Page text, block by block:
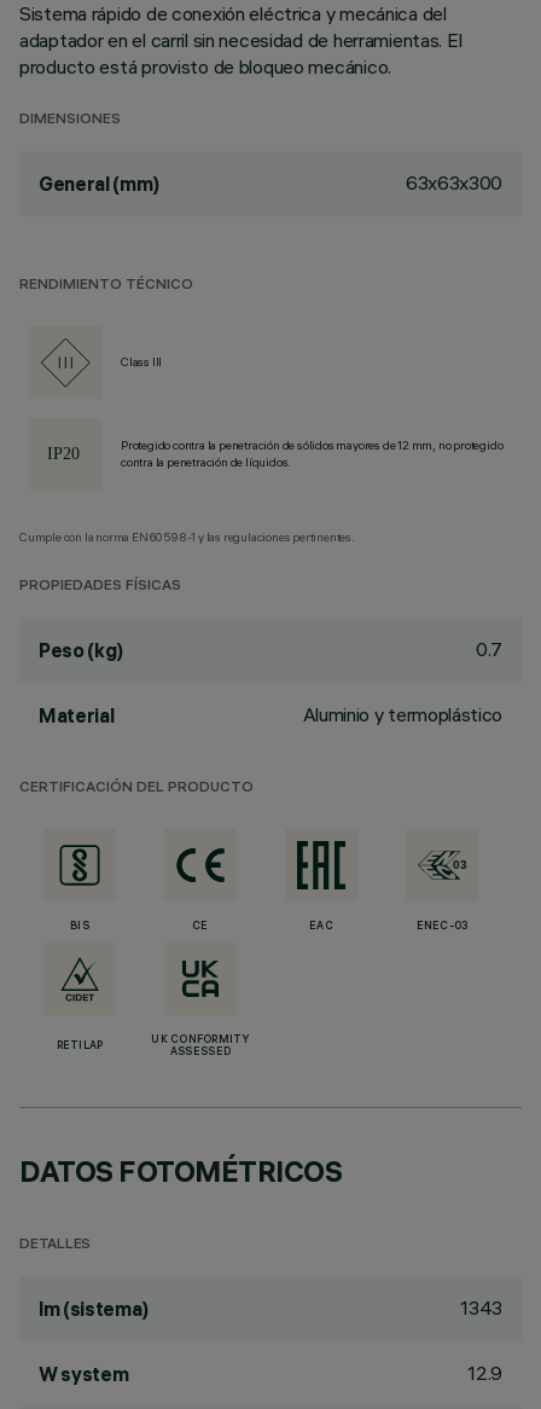
Sistema rápido de conexión eléctrica y mecánica del
adaptador en el carril sin necesidad de herramientas. El
producto está provisto de bloqueo mecánico.
DIMENSIONES
General (mm) 63x63x300
RENDIMIENTO TÉCNICO
Class III
Protegido contra la penetración de sólidos mayores de 12 mm, no protegido
contra la penetración de líquidos.
Cumple con la norma EN60598-1 y las regulaciones pertinentes.
PROPIEDADES FÍSICAS
Peso (kg) 0.7
Material Aluminio y termoplástico
CERTIFICACIÓN DEL PRODUCTO
BIS CE EAC ENEC-03
RETILAP
UK CONFORMITY
ASSESSED
DATOS FOTOMÉTRICOS
DETALLES
lm (sistema) 1343
W system 12.9